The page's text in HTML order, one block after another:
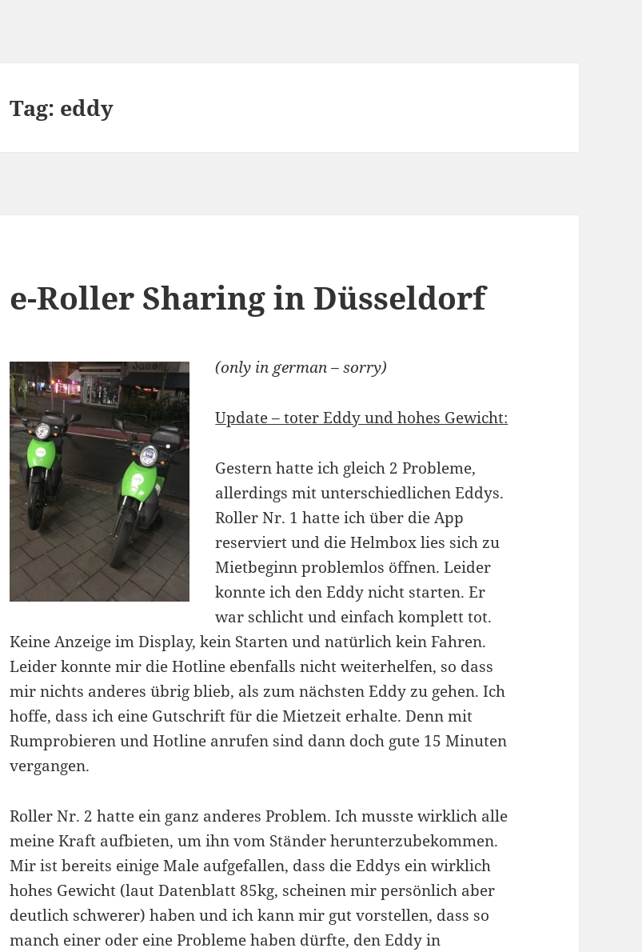
Tag: eddy
e-Roller Sharing in Düsseldorf
(only in german – sorry)
Update – toter Eddy und hohes Gewicht:
Gestern hatte ich gleich 2 Probleme,
allerdings mit unterschiedlichen Eddys.
Roller Nr. 1 hatte ich über die App
reserviert und die Helmbox lies sich zu
Mietbeginn problemlos öffnen. Leider
konnte ich den Eddy nicht starten. Er
war schlicht und einfach komplett tot.
Keine Anzeige im Display, kein Starten und natürlich kein Fahren.
Leider konnte mir die Hotline ebenfalls nicht weiterhelfen, so dass
mir nichts anderes übrig blieb, als zum nächsten Eddy zu gehen. Ich
hoffe, dass ich eine Gutschrift für die Mietzeit erhalte. Denn mit
Rumprobieren und Hotline anrufen sind dann doch gute 15 Minuten
vergangen.
Roller Nr. 2 hatte ein ganz anderes Problem. Ich musste wirklich alle
meine Kraft aufbieten, um ihn vom Ständer herunterzubekommen.
Mir ist bereits einige Male aufgefallen, dass die Eddys ein wirklich
hohes Gewicht (laut Datenblatt 85kg, scheinen mir persönlich aber
deutlich schwerer) haben und ich kann mir gut vorstellen, dass so
manch einer oder eine Probleme haben dürfte, den Eddy in